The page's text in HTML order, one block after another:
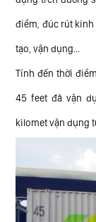
điểm, đúc rút
tạo, vận dụng...
Tính đến thời
45 feet đã vận
kilomet vận dụng